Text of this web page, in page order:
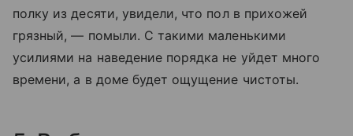
полку из десяти, увидели, что пол в прихожей
грязный, — помыли. С такими маленькими
усилиями на наведение порядка не уйдет много
времени, а в доме будет ощущение чистоты.